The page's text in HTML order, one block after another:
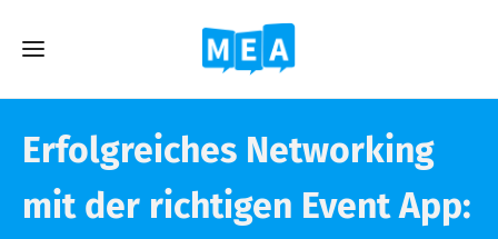
Erfolgreiches Networking
mit der richtigen Event App: